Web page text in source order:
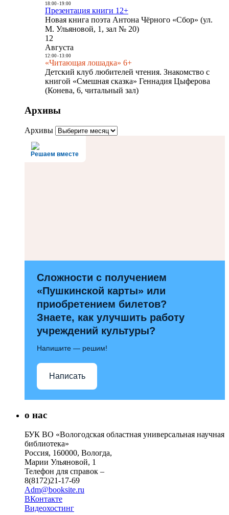
18:00- 19:00
Презентация книги 12+
Новая книга поэта Антона Чёрного «Сбор» (ул.
М. Ульяновой, 1, зал № 20)
12
Августа
12:00- 13:00
«Читающая лошадка» 6+
Детский клуб любителей чтения. Знакомство с
книгой «Смешная сказка» Геннадия Цыферова
(Конева, 6, читальный зал)
Архивы
Архивы
Решаем вместе
Сложности с получением
«Пушкинской карты» или
приобретением билетов?
Знаете, как улучшить работу
учреждений культуры?
Напишите — решим!
Написать
о нас
БУК ВО «Вологодская областная универсальная научная
библиотека»
Россия, 160000, Вологда,
Марии Ульяновой, 1
Телефон для справок –
8(8172)21-17-69
Adm@booksite.ru
ВКонтакте
Видеохостинг